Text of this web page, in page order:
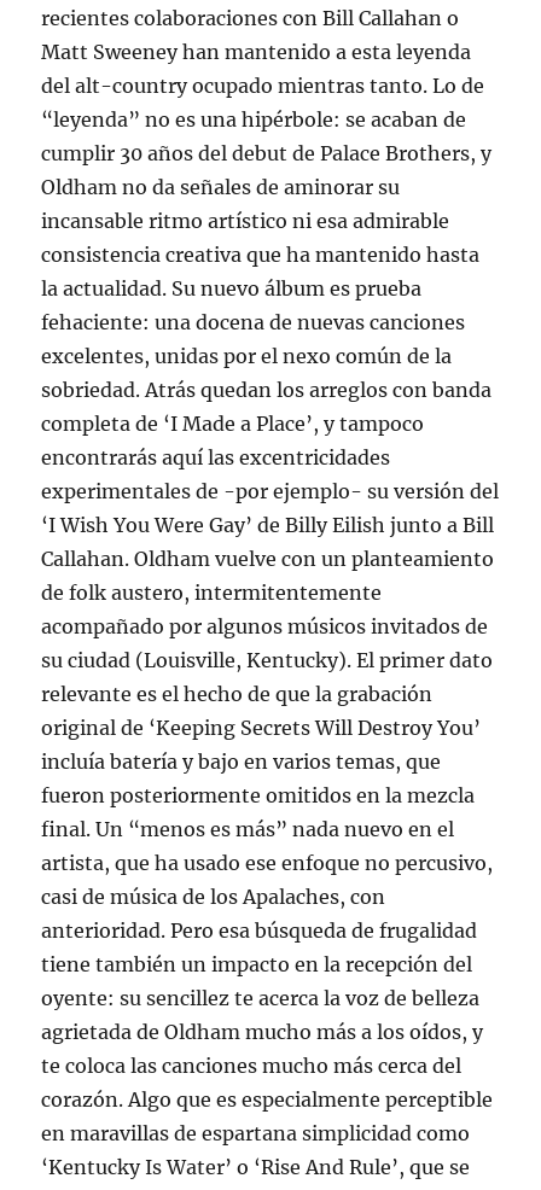
recientes colaboraciones con Bill Callahan o
Matt Sweeney han mantenido a esta leyenda
del alt-country ocupado mientras tanto. Lo de
“leyenda” no es una hipérbole: se acaban de
cumplir 30 años del debut de Palace Brothers, y
Oldham no da señales de aminorar su
incansable ritmo artístico ni esa admirable
consistencia creativa que ha mantenido hasta
la actualidad. Su nuevo álbum es prueba
fehaciente: una docena de nuevas canciones
excelentes, unidas por el nexo común de la
sobriedad. Atrás quedan los arreglos con banda
completa de ‘I Made a Place’, y tampoco
encontrarás aquí las excentricidades
experimentales de -por ejemplo- su versión del
‘I Wish You Were Gay’ de Billy Eilish junto a Bill
Callahan. Oldham vuelve con un planteamiento
de folk austero, intermitentemente
acompañado por algunos músicos invitados de
su ciudad (Louisville, Kentucky). El primer dato
relevante es el hecho de que la grabación
original de ‘Keeping Secrets Will Destroy You’
incluía batería y bajo en varios temas, que
fueron posteriormente omitidos en la mezcla
final. Un “menos es más” nada nuevo en el
artista, que ha usado ese enfoque no percusivo,
casi de música de los Apalaches, con
anterioridad. Pero esa búsqueda de frugalidad
tiene también un impacto en la recepción del
oyente: su sencillez te acerca la voz de belleza
agrietada de Oldham mucho más a los oídos, y
te coloca las canciones mucho más cerca del
corazón. Algo que es especialmente perceptible
en maravillas de espartana simplicidad como
‘Kentucky Is Water’ o ‘Rise And Rule’, que se